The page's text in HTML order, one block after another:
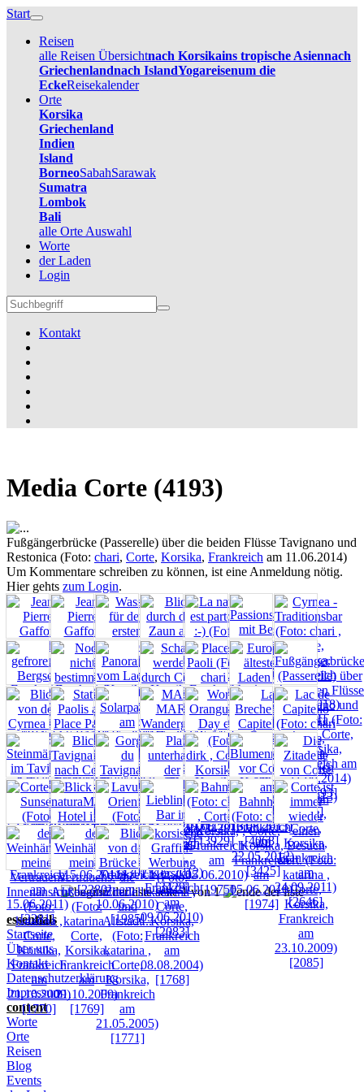
Start
Reisen
alle Reisen Übersichtnach Korsikains tropische Asiennach
Griechenlandnach IslandYogareisenum die
EckeReisekalender
Orte
Korsika
Griechenland
Indien
Island
BorneoSabahSarawak
Sumatra
Lombok
Bali
alle Orte Auswahl
Worte
der Laden
Login
Kontakt
Media Corte (4193)
Fußgängerbrücke (Passerelle) über die beiden Flüsse Tavignano und
Restonica (Foto: chari, Corte, Korsika, Frankreich am 11.06.2014)
Um Kommentare schreiben zu können, ist eine Anmeldung nötig.
Hier gehts zum Login.
seite 1 von 1
essentials
Startseite
Über uns
Kontakt
Datenschutzerklärung
Impressum
content
Worte
Orte
Reisen
Blog
Events